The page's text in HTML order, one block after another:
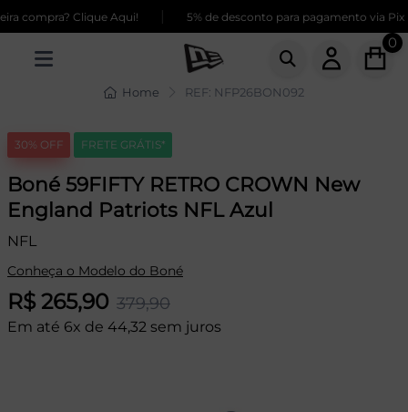
compra? Clique Aqui! 5% de desconto para pagamento via Pix
0
Home REF: NFP26BON092
30% OFF FRETE GRÁTIS*
Boné 59FIFTY RETRO CROWN New
England Patriots NFL Azul
NFL
Conheça o Modelo do Boné
R$ 265,90 379,90
Em até 6x de 44,32 sem juros